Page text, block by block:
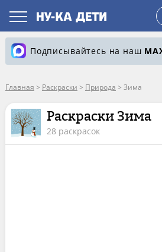
Подписывайтесь на наш
Главная > Раскраски > Природа > Зима
Раскраски Зима
28 раскрасок